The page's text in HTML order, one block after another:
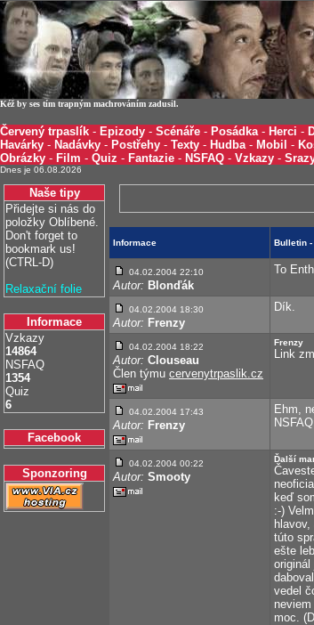
Kéž by ses tím trapným machrováním zadusil.
Červený trpaslík - Epizody - Scénáře - Posádka- Herci -
Havárky - Nadávky - Postřehy - Texty - Hudba- Mobil -
Obrázky - Film - Quiz - Fantazie - NSFAQ - Vzkazy -
Dnes je 06.08.2026
Naše tipy
Přidejte si nás do
položky Oblíbené.
Don't forget to
bookmark us!
(CTRL-D)
Relaxační folie
Informace
Vzkazy
14864
NSFAQ
1354
Quiz
6
Facebook
Sponzoring
Informace Bulletin -
04.02.2004 22:10
Autor: Blonďák
To
04.02.2004 18:30
Autor: Frenzy
Dík.
04.02.2004 18:22
Autor: Clouseau
Člen týmu cervenytrpaslik.cz
Frenzy
Link
04.02.2004 17:43
Autor: Frenzy
Ehm,
04.02.2004 00:22
Autor: Smooty
Ďalší
keď
:-)
túto
ešte
vedel
moc.